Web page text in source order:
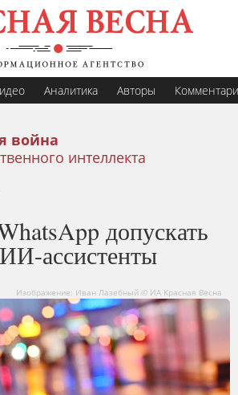
Аналитика Авторы
война
интеллекта
допускать
ассистенты
Изображение: Иван Лазебный © ИА Красная Весна